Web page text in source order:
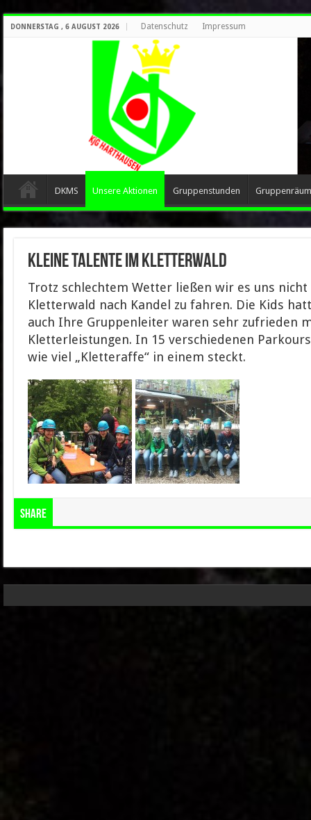
DONNERSTAG , 6 AUGUST 2026 Datenschutz Impressum
DKMS Unsere Aktionen Gruppenstunden
Kleine Talente im Kletterwald
Trotz schlechtem Wetter ließen wir es uns
Kletterwald nach Kandel zu fahren. Die Kids
auch Ihre Gruppenleiter waren sehr zufrieden
Kletterleistungen. In 15 verschiedenen
wie viel „Kletteraffe“ in einem steckt.
Share